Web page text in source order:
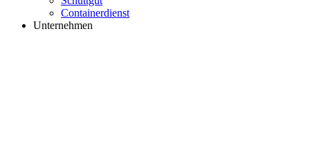
Containerdienst
Unternehmen